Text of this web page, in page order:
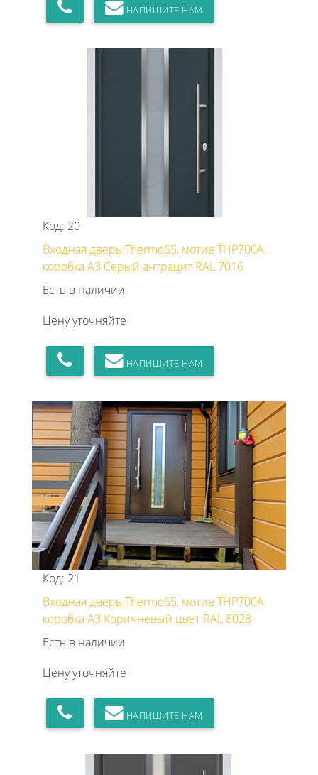
НАПИШИТЕ НАМ
Код: 20
Входная дверь Thermo65, мотив THP700A,
коробка А3 Серый антрацит RAL 7016
Есть в наличии
Цену уточняйте
НАПИШИТЕ НАМ
Код: 21
Входная дверь Thermo65, мотив THP700A,
коробка А3 Коричневый цвет RAL 8028
Есть в наличии
Цену уточняйте
НАПИШИТЕ НАМ